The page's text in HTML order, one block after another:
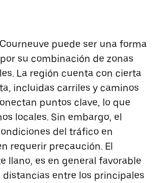
puede ser una forma
su combinación de zonas
La región cuenta con cierta
incluidas carriles y caminos
puntos clave, lo que
locales. Sin embargo, el
del tráfico en
requerir precaución. El
llano, es en general favorable
distancias entre los principales